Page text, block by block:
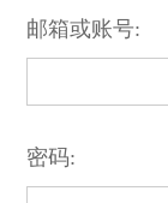
邮箱或账号:
密码: